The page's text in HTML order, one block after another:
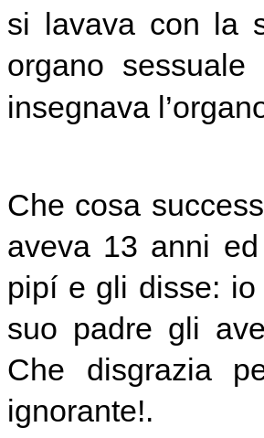
si lavava con la
organo
insegnava
Che cosa
aveva 13 anni
pipí e gli disse:
suo padre gli
Che disgrazia
ignorante!.